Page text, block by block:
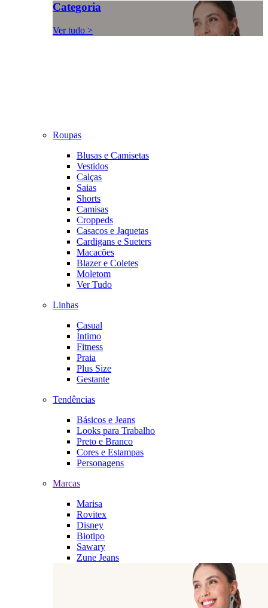
Categoria
Ver tudo >
Roupas
Blusas e Camisetas
Vestidos
Calças
Saias
Shorts
Camisas
Croppeds
Casacos e Jaquetas
Cardigans e Sueters
Macacões
Blazer e Coletes
Moletom
Ver Tudo
Linhas
Casual
Íntimo
Fitness
Praia
Plus Size
Gestante
Tendências
Básicos e Jeans
Looks para Trabalho
Preto e Branco
Cores e Estampas
Personagens
Marcas
Marisa
Rovitex
Disney
Biotipo
Sawary
Zune Jeans